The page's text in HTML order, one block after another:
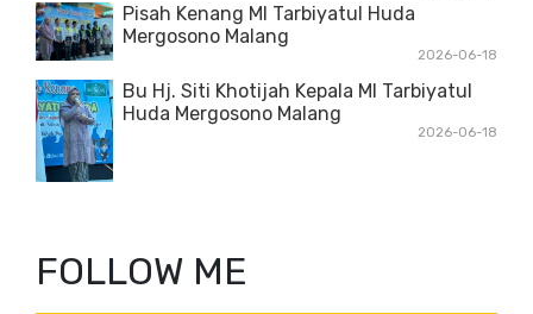
Pisah Kenang MI Tarbiyatul Huda
Mergosono Malang
2026-06-18
Bu Hj. Siti Khotijah Kepala MI Tarbiyatul
Huda Mergosono Malang
2026-06-18
FOLLOW ME